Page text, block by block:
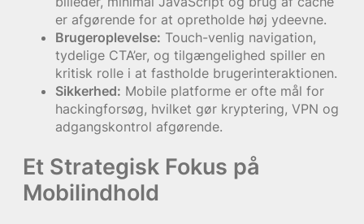
er afgørende for at opretholde høj ydeevne.
Brugeroplevelse: Touch-venlig navigation,
tydelige CTA’er, og tilgængelighed spiller en
kritisk rolle i at fastholde brugerinteraktionen.
Sikkerhed: Mobile platforme er ofte mål for
hackingforsøg, hvilket gør kryptering, VPN og
adgangskontrol afgørende.
Et Strategisk Fokus på
Mobilindhold